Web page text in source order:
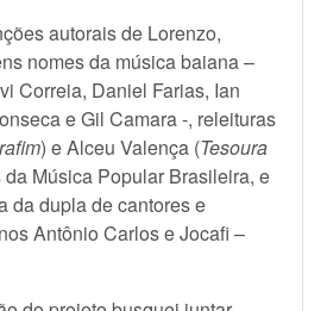
autorais de Lorenzo,
nomes da música baiana –
Correia, Daniel Farias, Ian
e Gil Camara -, releituras
) e Alceu Valença (Tesoura
da Música Popular Brasileira, e
da dupla de cantores e
Antônio Carlos e Jocafi –